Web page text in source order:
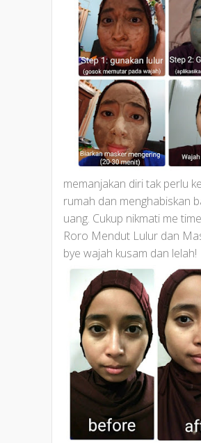
memanjakan diri tak perlu
rumah dan menghabiskan
uang. Cukup nikmati me
Roro Mendut Lulur dan
bye wajah kusam dan lelah!